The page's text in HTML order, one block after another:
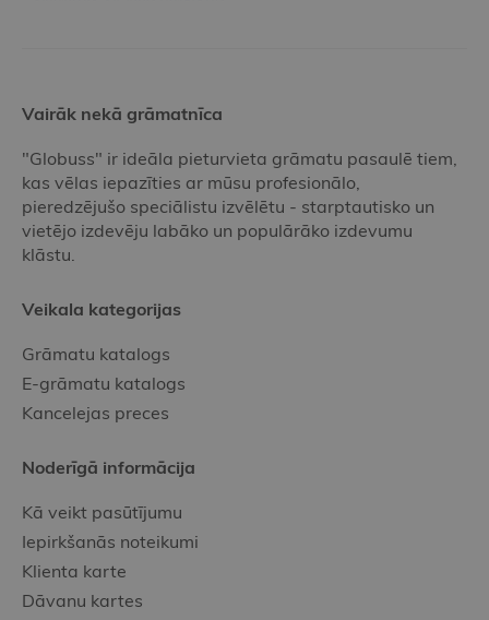
Vairāk nekā grāmatnīca
"Globuss" ir ideāla pieturvieta grāmatu pasaulē tiem,
kas vēlas iepazīties ar mūsu profesionālo,
pieredzējušo speciālistu izvēlētu - starptautisko un
vietējo izdevēju labāko un populārāko izdevumu
klāstu.
Veikala kategorijas
Grāmatu katalogs
E-grāmatu katalogs
Kancelejas preces
Noderīgā informācija
Kā veikt pasūtījumu
Iepirkšanās noteikumi
Klienta karte
Dāvanu kartes